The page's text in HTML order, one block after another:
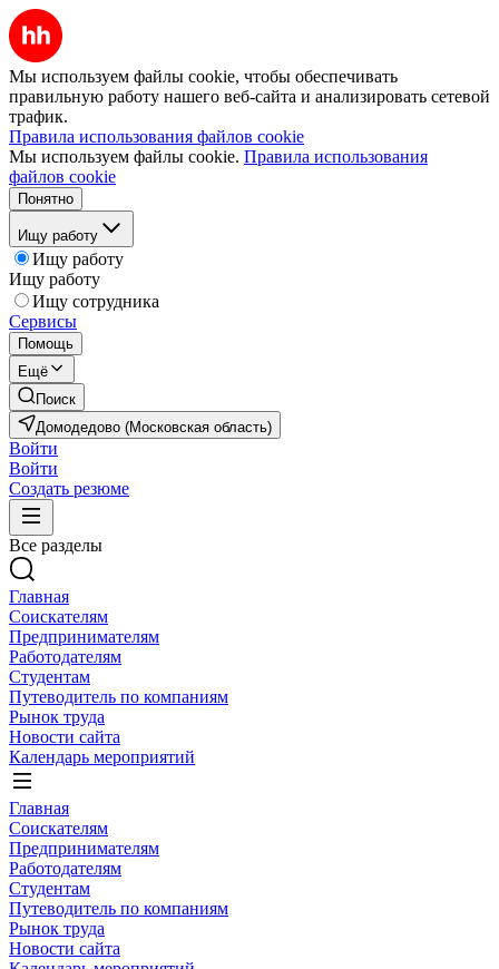
Мы используем файлы cookie, чтобы обеспечивать
правильную работу нашего веб-сайта и анализировать сетевой
трафик.
Правила использования файлов cookie
Мы используем файлы cookie. Правила использования
файлов cookie
Понятно
Ищу работу
Ищу работу
Ищу работу
Ищу сотрудника
Сервисы
Помощь
Ещё
Поиск
Домодедово (Московская область)
Войти
Войти
Создать резюме
Все разделы
Главная
Соискателям
Предпринимателям
Работодателям
Студентам
Путеводитель по компаниям
Рынок труда
Новости сайта
Календарь мероприятий
Главная
Соискателям
Предпринимателям
Работодателям
Студентам
Путеводитель по компаниям
Рынок труда
Новости сайта